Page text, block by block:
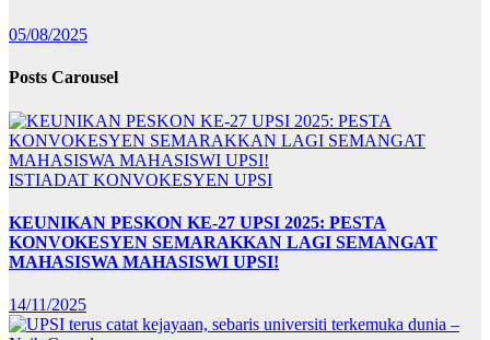
05/08/2025
Posts Carousel
ISTIADAT KONVOKESYEN UPSI
KEUNIKAN PESKON KE-27 UPSI 2025: PESTA
KONVOKESYEN SEMARAKKAN LAGI SEMANGAT
MAHASISWA MAHASISWI UPSI!
14/11/2025